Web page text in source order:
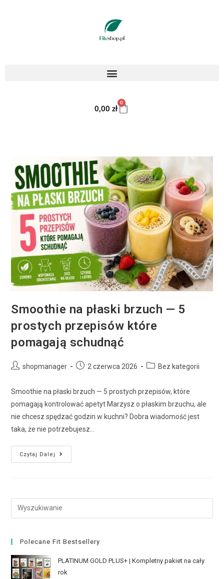
0,00 zł
0
Smoothie na płaski brzuch — 5
prostych przepisów które
pomagają schudnąć
shopmanager 2 czerwca 2026 Bez kategorii
Smoothie na płaski brzuch — 5 prostych przepisów, które
pomagają kontrolować apetyt Marzysz o płaskim brzuchu, ale
nie chcesz spędzać godzin w kuchni? Dobra wiadomość jest
taka, że nie potrzebujesz…
Czytaj Dalej
Polecane Fit Bestsellery
PLATINUM GOLD PLUS+ | Kompletny pakiet na cały
rok